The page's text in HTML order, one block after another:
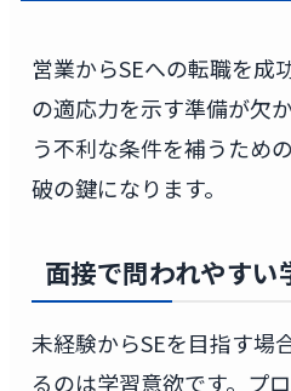
営業からSEへの転職を成
の適応力を示す準備が欠
う不利な条件を補うため
破の鍵になります。
面接で問われやす
未経験からSEを目指す場
るのは学習意欲です。プ